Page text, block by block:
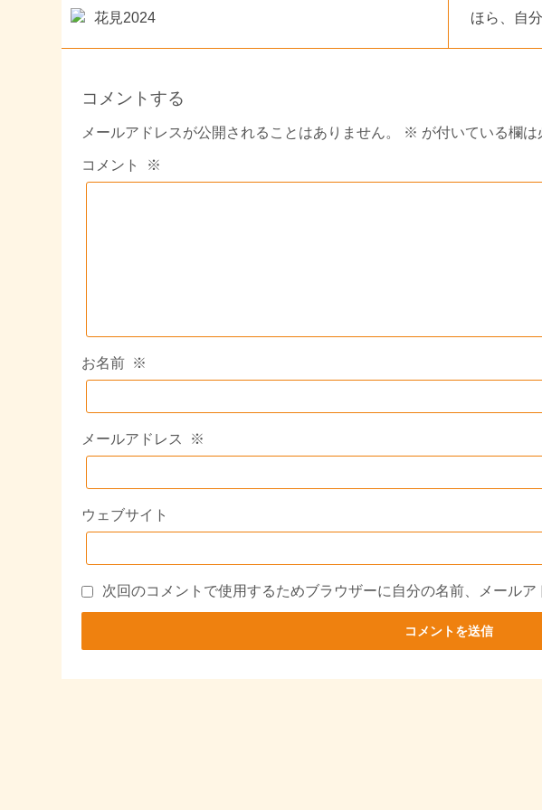
花見2024 ほら、自
コメントする
メールアドレスが公開されることはありません。 ※ が付いている欄は
コメント ※
お名前 ※
メールアドレス ※
ウェブサイト
次回のコメントで使用するためブラウザーに自分の名前、メールア